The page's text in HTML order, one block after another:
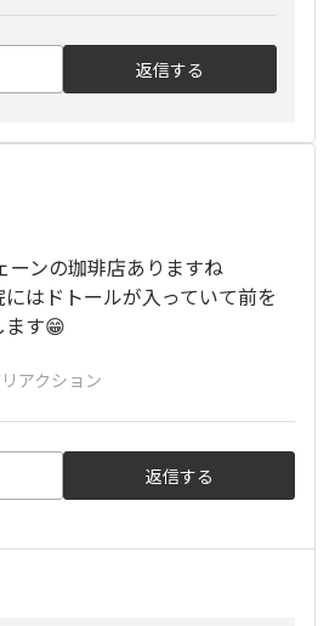
返信する
ーンの珈琲店ありますね
はドトールが入っていて前を
ます😁
アクション
返信する